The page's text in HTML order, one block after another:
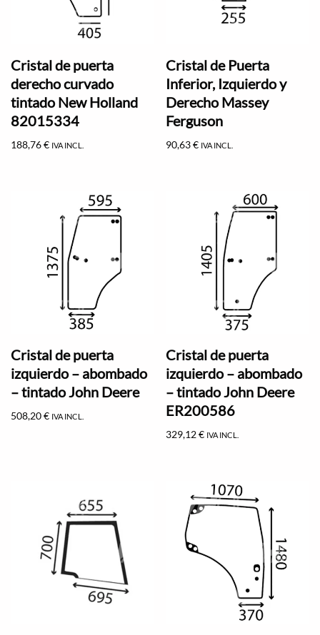
Cristal de puerta
derecho curvado
tintado New Holland
82015334
188,76€ IVA INCL.
Cristal de Puerta
Inferior, Izquierdo y
Derecho Massey
Ferguson
90,63€ IVA INCL.
Cristal de puerta
izquierdo – abombado
– tintado John Deere
508,20€ IVA INCL.
Cristal de puerta
izquierdo – abombado
– tintado John Deere
ER200586
329,12€ IVA INCL.